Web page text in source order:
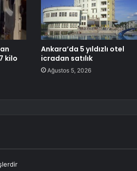
kilo
Ankara’da 5 yıldızlı otel
icradan satılık
Ağustos 5, 2026